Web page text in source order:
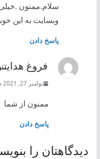
سلام.ممنون
وبسایت به این
پاسخ دادن
فروغ هدایت
نوامبر 27, 2021 در t 2:29 ب.ظ
ممنون از شما
پاسخ دادن
دیدگاهتان را